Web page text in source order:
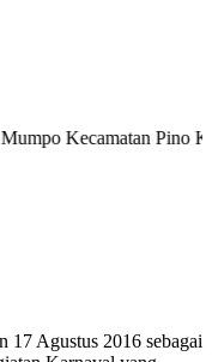
Pino
17 Agustus 2016 sebagai